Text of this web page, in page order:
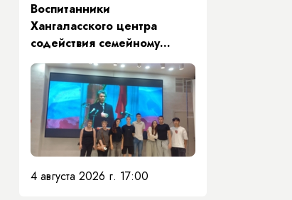
​Воспитанники
Хангаласского центра
содействия семейному
воспитанию почтили память
Первого Президента Якутии
4 августа 2026 г. 17:00